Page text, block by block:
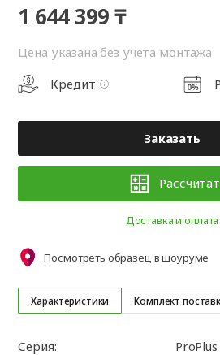
Характеристики Комплект
Серия:
ProPlus
1 644 399 ₸
Цена указана без учета монтажа
Кредит
Заказать
Доставка и оплата
Посмотреть образец в шоуруме